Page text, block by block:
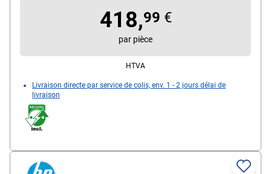
console Dell Device Management Console, couleur :
noir, dimensions, cm (L/P/H) : 20,5/9/3,5, poids : 600
g, contenu de la livraison : station d'accueil
418,99 €
par pièce
HTVA
Livraison directe par service de colis, env. 1 - 2 jours délai de
livraison